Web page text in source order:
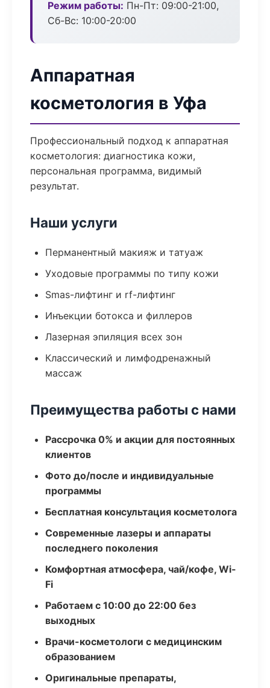
Режим работы: Пн-Пт: 09:00-21:00,
Сб-Вс: 10:00-20:00
Аппаратная
косметология в Уфа
Профессиональный подход к аппаратная
косметология: диагностика кожи,
персональная программа, видимый
результат.
Наши услуги
Перманентный макияж и татуаж
Уходовые программы по типу кожи
Smas-лифтинг и rf-лифтинг
Инъекции ботокса и филлеров
Лазерная эпиляция всех зон
Классический и лимфодренажный
массаж
Преимущества работы с нами
Рассрочка 0% и акции для постоянных
клиентов
Фото до/после и индивидуальные
программы
Бесплатная консультация косметолога
Современные лазеры и аппараты
последнего поколения
Комфортная атмосфера, чай/кофе, Wi-
Fi
Работаем с 10:00 до 22:00 без
выходных
Врачи-косметологи с медицинским
образованием
Оригинальные препараты,